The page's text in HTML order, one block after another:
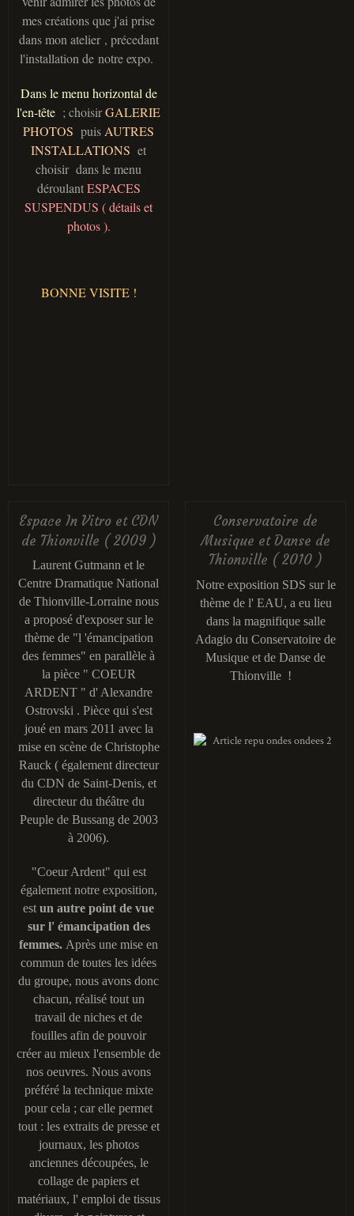
mes créations que j'ai prise
dans mon atelier , précedant
l'installation de notre expo.
Dans le menu horizontal de
l'en-tête ; choisirGALERIE
PHOTOS puis AUTRES
INSTALLATIONS et
choisir dans le menu
déroulantESPACES
SUSPENDUS ( détails et
photos ).
BONNE VISITE !
Espace In Vitro et CDN
de Thionville ( 2009 )
Laurent Gutmann et le
Centre Dramatique National
de Thionville-Lorraine nous
a proposé d'exposer sur le
thème de "l 'émancipation
des femmes" en parallèle à
la pièce " COEUR
ARDENT " d' Alexandre
Ostrovski . Pièce qui s'est
joué en mars 2011 avec la
mise en scène de Christophe
Rauck ( également directeur
du CDN de Saint-Denis, et
directeur du théâtre du
Peuple de Bussang de 2003
à 2006).
"Coeur Ardent" qui est
également notre exposition,
est un autre point de vue
sur l' émancipation des
femmes. Après une mise en
commun de toutes les idées
du groupe, nous avons donc
chacun, réalisé tout un
travail de niches et de
fouilles afin de pouvoir
créer au mieux l'ensemble de
nos oeuvres. Nous avons
préféré la technique mixte
pour cela ; car elle permet
tout : les extraits de presse et
journaux, les photos
anciennes découpées, le
collage de papiers et
matériaux, l' emploi de tissus
Conservatoire de
Musique et Danse de
Thionville ( 2010 )
Notre exposition SDS sur le
thème de l' EAU, a eu lieu
dans la magnifique salle
Adagio du Conservatoire de
Musique et de Danse de
Thionville !